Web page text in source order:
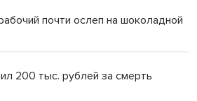
почти ослеп на шоколадной
200 тыс. рублей за смерть